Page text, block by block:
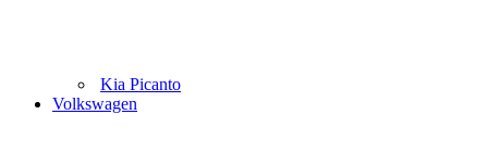
Kia Picanto
Volkswagen